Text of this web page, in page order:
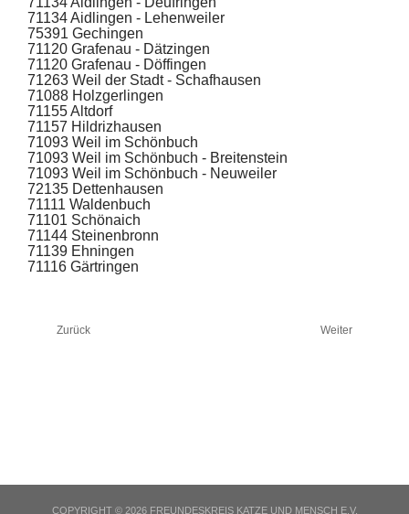
71134 Aidlingen - Lehenweiler
75391 Gechingen
71120 Grafenau - Dätzingen
71120 Grafenau - Döffingen
71263 Weil der Stadt - Schafhausen
71088 Holzgerlingen
71155 Altdorf
71157 Hildrizhausen
71093 Weil im Schönbuch
71093 Weil im Schönbuch - Breitenstein
71093 Weil im Schönbuch - Neuweiler
72135 Dettenhausen
71111 Waldenbuch
71101 Schönaich
71144 Steinenbronn
71139 Ehningen
71116 Gärtringen
Zurück Weiter
COPYRIGHT © 2026 FREUNDESKREIS KATZE UND MENSCH E.V.